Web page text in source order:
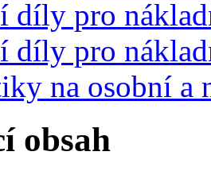
díly pro
díly pro
na osobní
obsah